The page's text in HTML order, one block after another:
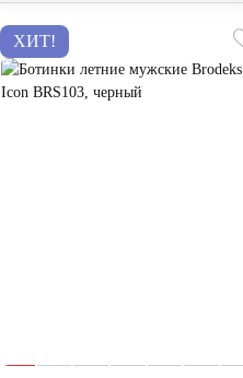
ХИТ!